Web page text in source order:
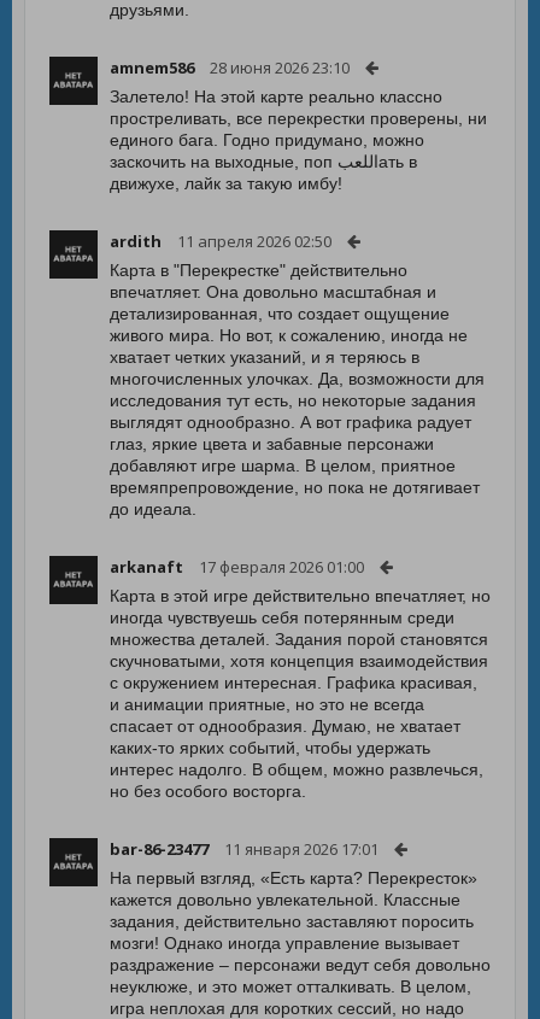
друзьями.
amnem586 28 июня 2026 23:10
Залетело! На этой карте реально классно
простреливать, все перекрестки проверены, ни
единого бага. Годно придумано, можно
заскочить на выходные, поп اللعبать в
движухе, лайк за такую имбу!
ardith 11 апреля 2026 02:50
Карта в "Перекрестке" действительно
впечатляет. Она довольно масштабная и
детализированная, что создает ощущение
живого мира. Но вот, к сожалению, иногда не
хватает четких указаний, и я теряюсь в
многочисленных улочках. Да, возможности для
исследования тут есть, но некоторые задания
выглядят однообразно. А вот графика радует
глаз, яркие цвета и забавные персонажи
добавляют игре шарма. В целом, приятное
времяпрепровождение, но пока не дотягивает
до идеала.
arkanaft 17 февраля 2026 01:00
Карта в этой игре действительно впечатляет, но
иногда чувствуешь себя потерянным среди
множества деталей. Задания порой становятся
скучноватыми, хотя концепция взаимодействия
с окружением интересная. Графика красивая,
и анимации приятные, но это не всегда
спасает от однообразия. Думаю, не хватает
каких-то ярких событий, чтобы удержать
интерес надолго. В общем, можно развлечься,
но без особого восторга.
bar-86-23477 11 января 2026 17:01
На первый взгляд, «Есть карта? Перекресток»
кажется довольно увлекательной. Классные
задания, действительно заставляют поросить
мозги! Однако иногда управление вызывает
раздражение – персонажи ведут себя довольно
неуклюже, и это может отталкивать. В целом,
игра неплохая для коротких сессий, но надо